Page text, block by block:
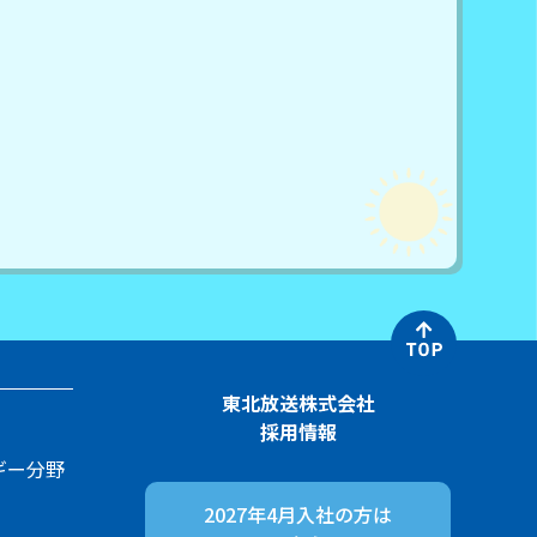
ー分野
東北放送株式会社
採用情報
2027年4月入社の方は